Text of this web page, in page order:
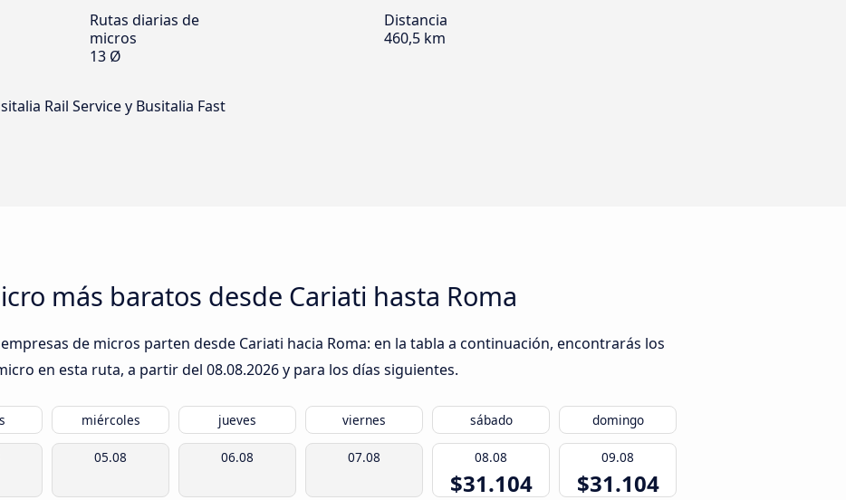
Rutas diarias de
micros
13 Ø
Distancia
460,5 km
Rail Service y Busitalia Fast
más baratos desde Cariati hasta Roma
de micros parten desde Cariati hacia Roma: en la tabla a continuación, encontrarás los
en esta ruta, a partir del 08.08.2026y para los días siguientes.
miércoles jueves viernes sábado domingo
05.08 06.08 07.08 08.08
$31.104
09.08
$31.104